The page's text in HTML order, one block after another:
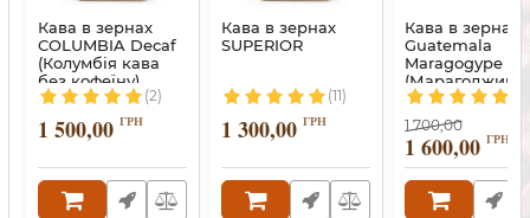
Кава в зернах
COLUMBIA Decaf
(Колумбія кава
без кофеїну)
(2)
1 500,00 ГРН
Кава в зернах
SUPERIOR
(11)
1 300,00 ГРН
Кава в зернах
Guatemala
Maragogype
(Марагоджип)
1 700,00
1 600,00 ГРН